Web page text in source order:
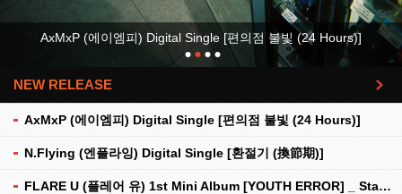
AxMxP (에이엠피) Digital Single [편의점 불빛 (24 Hours)]
NEW RELEASE
AxMxP (에이엠피) Digital Single [편의점 불빛 (24 Hours)]
N.Flying (엔플라잉) Digital Single [환절기 (換節期)]
FLARE U (플레어 유) 1st Mini Album [YOUTH ERROR] _ Stationery Kit Ver.
더보기